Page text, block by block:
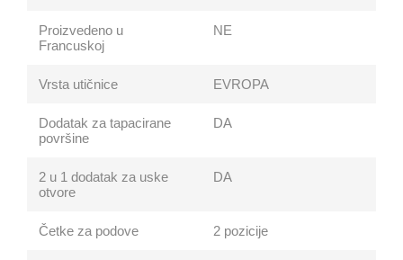
Proizvedeno u
Francuskoj
NE
Vrsta utičnice EVROPA
Dodatak za tapacirane
površine
DA
2 u 1 dodatak za uske
otvore
DA
Četke za podove 2 pozicije